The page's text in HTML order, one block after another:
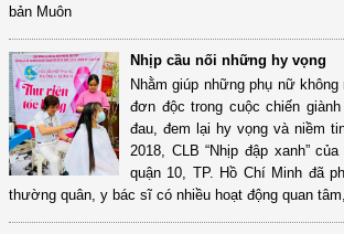
bản Muôn
Nhịp cầu nối những hy vọng
Nhằm giúp những phụ nữ
đơn độc trong cuộc chiến
đau, đem lại hy vọng và niềm
2018, CLB “Nhịp đập xanh”
quận 10, TP. Hồ Chí Minh đã
thường quân, y bác sĩ có nhiều hoạt động quan